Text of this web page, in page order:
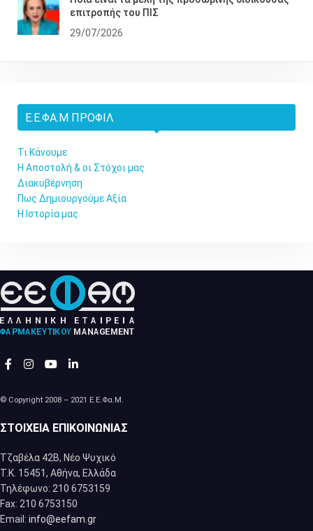
επιτροπής του ΠΙΣ
29/07/2026
Ε.Ε.ΦΑ.Μ ΠΡΟΦΊΛ
Τι Κάνουμε
Η Αποστολή & οι Στόχοι μας
Διακυβέρνηση
Πως Δημιουργούμε Αξία
Η Ιστορία μας
© Copyright 2008 – 2021 Ε.Ε.Φα.Μ.
ΣΤΟΙΧΕΊΑ ΕΠΙΚΟΙΝΩΝΊΑΣ
Τζαβέλα 42Β, Νέο Ψυχικό
Τ.Κ. 15451, Αθήνα, Eλλάδα
Τηλέφωνο: 210 6753159
Fax: 210 6753150
Email: info@eefam.gr